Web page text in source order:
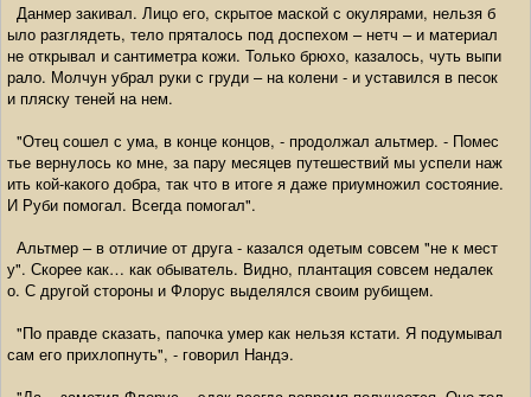
Данмер закивал. Лицо его, скрытое маской с окулярами, нельзя б
ыло разглядеть, тело пряталось под доспехом – нетч – и материал
не открывал и сантиметра кожи. Только брюхо, казалось, чуть выпи
рало. Молчун убрал руки с груди – на колени - и уставился в песок
и пляску теней на нем.
"Отец сошел с ума, в конце концов, - продолжал альтмер. - Помес
тье вернулось ко мне, за пару месяцев путешествий мы успели наж
ить кой-какого добра, так что в итоге я даже приумножил состояние.
И Руби помогал. Всегда помогал".
Альтмер – в отличие от друга - казался одетым совсем "не к мест
у". Скорее как… как обыватель. Видно, плантация совсем недалек
о. С другой стороны и Флорус выделялся своим рубищем.
"По правде сказать, папочка умер как нельзя кстати. Я подумывал
сам его прихлопнуть", - говорил Нандэ.